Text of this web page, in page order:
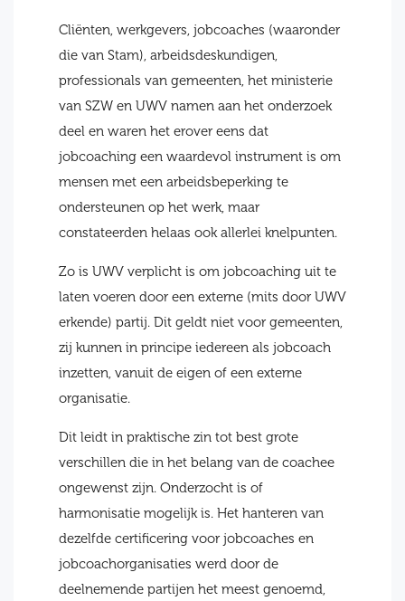
Cliënten, werkgevers, jobcoaches (waaronder
die van Stam), arbeidsdeskundigen,
professionals van gemeenten, het ministerie
van SZW en UWV namen aan het onderzoek
deel en waren het erover eens dat
jobcoaching een waardevol instrument is om
mensen met een arbeidsbeperking te
ondersteunen op het werk, maar
constateerden helaas ook allerlei knelpunten.
Zo is UWV verplicht is om jobcoaching uit te
laten voeren door een externe (mits door UWV
erkende) partij. Dit geldt niet voor gemeenten,
zij kunnen in principe iedereen als jobcoach
inzetten, vanuit de eigen of een externe
organisatie.
Dit leidt in praktische zin tot best grote
verschillen die in het belang van de coachee
ongewenst zijn. Onderzocht is of
harmonisatie mogelijk is. Het hanteren van
dezelfde certificering voor jobcoaches en
jobcoachorganisaties werd door de
deelnemende partijen het meest genoemd,